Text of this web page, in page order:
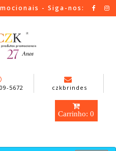
- Siga-nos:
5672 czkbrindes
Carrinho: 0